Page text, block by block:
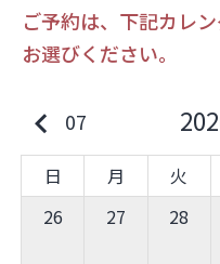
ご予約は、下記カレ
お選びください。
keyboard_arrow_left 07
日 月 火
26
27 28